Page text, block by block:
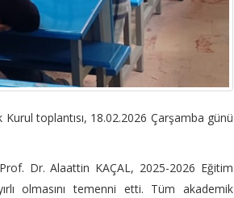
Kurul toplantısı, 18.02.2026 Çarşamba günü
Dr. Alaattin KAÇAL, 2025-2026 Eğitim
olmasını temenni etti. Tüm akademik